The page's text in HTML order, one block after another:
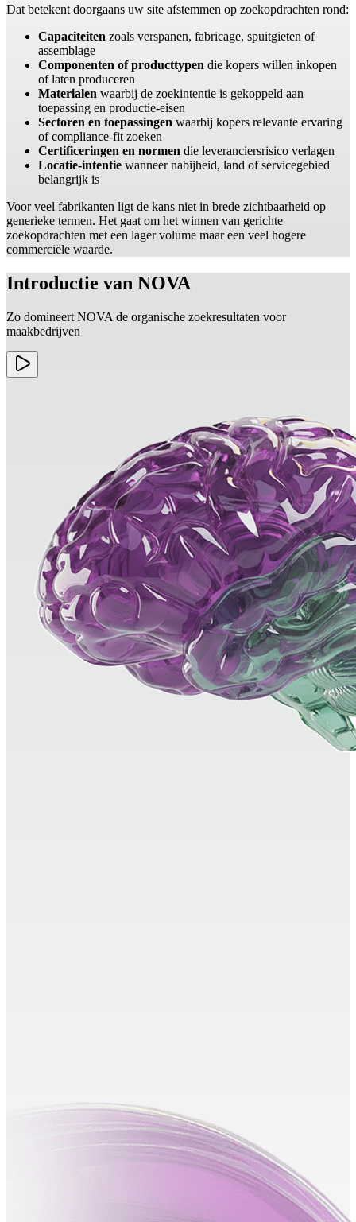
Dat betekent doorgaans uw site afstemmen op zoekopdrachten rond:
Capaciteiten zoals verspanen, fabricage, spuitgieten of
assemblage
Componenten of producttypen die kopers willen inkopen
of laten produceren
Materialen waarbij de zoekintentie is gekoppeld aan
toepassing en productie-eisen
Sectoren en toepassingen waarbij kopers relevante ervaring
of compliance-fit zoeken
Certificeringen en normen die leveranciersrisico verlagen
Locatie-intentie wanneer nabijheid, land of servicegebied
belangrijk is
Voor veel fabrikanten ligt de kans niet in brede zichtbaarheid op
generieke termen. Het gaat om het winnen van gerichte
zoekopdrachten met een lager volume maar een veel hogere
commerciële waarde.
Introductie van NOVA
Zo domineert NOVA de organische zoekresultaten voor
maakbedrijven